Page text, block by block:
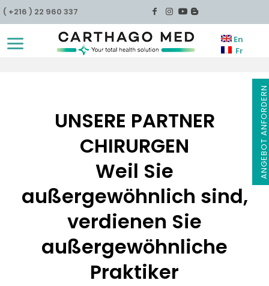
ANGEBOT ANFORDERN
( +216 ) 22 960 337
En
Fr
UNSERE PARTNER
CHIRURGEN
Weil Sie
außergewöhnlich sind,
verdienen Sie
außergewöhnliche
Praktiker